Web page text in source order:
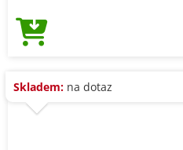
Skladem: na dotaz